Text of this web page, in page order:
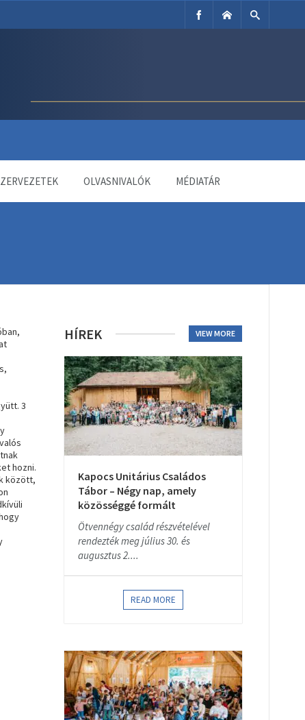
OLVASNIVALÓK MÉDIATÁR
3
hozni.
között,
HÍREK VIEW MORE
Kapocs Unitárius Családos
Tábor – Négy nap, amely
közösséggé formált
Ötvennégy család részvételével
rendezték meg július 30. és
augusztus 2....
READ MORE